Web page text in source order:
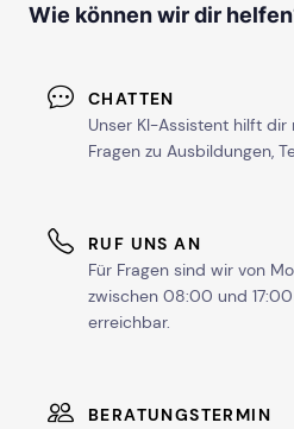
Wie können wir dir
CHATTEN
Unser KI-Assistent hilft
Fragen zu Ausbildungen,
RUF UNS AN
Für Fragen sind wir von
zwischen 08:00 und
erreichbar.
BERATUNGSTERMIN